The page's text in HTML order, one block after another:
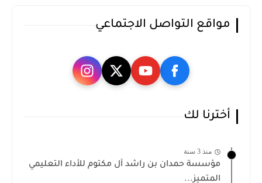
مواقع التواصل الاجتماعي
أخترنا لك
منذ 3 سنة
مؤسسة حمدان بن راشد آل مكتوم للأداء التعليمي
المتميز...